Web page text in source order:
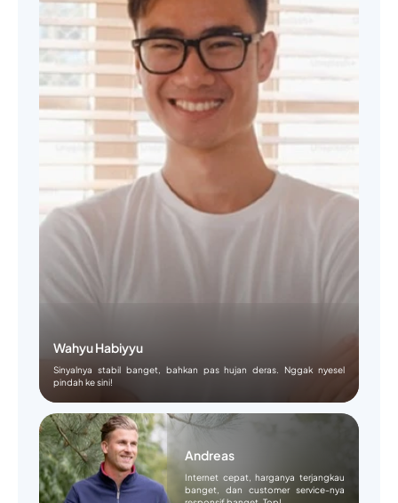
Wahyu Habiyyu
Sinyalnya stabil banget, bahkan pas hujan deras. Nggak nyesel
pindah ke sini!
Andreas
Internet cepat, harganya terjangkau
banget, dan customer service-nya